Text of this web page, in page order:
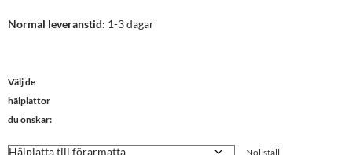
Normal leveranstid: 1-3 dagar
Välj de
hälplattor
du önskar:
Nollställ